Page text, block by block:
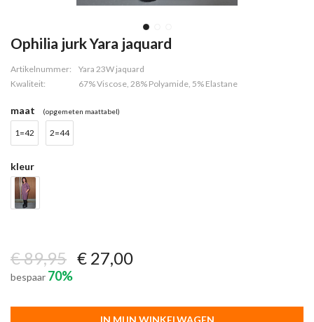
Ophilia jurk Yara jaquard
Artikelnummer:
Yara 23W jaquard
Kwaliteit:
67% Viscose, 28% Polyamide, 5% Elastane
maat (opgemeten maattabel)
1=42 2=44
kleur
€ 89,95 € 27,00
bespaar 70%
IN MIJN WINKELWAGEN